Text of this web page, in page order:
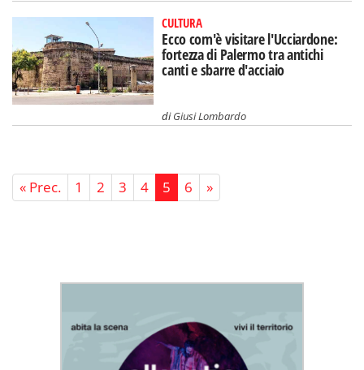
CULTURA
Ecco com'è visitare l'Ucciardone:
fortezza di Palermo tra antichi
canti e sbarre d'acciaio
diGiusi Lombardo
« Prec. 1 2 3 4 5 6 »